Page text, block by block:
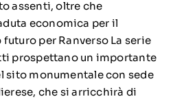
assenti, oltre che
economica per il
per Ranverso La serie
prospettano un importante
sito monumentale con sede
che si arricchirà di